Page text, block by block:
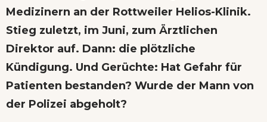
Medizinern an der Rottweiler Helios-Klinik.
Stieg zuletzt, im Juni, zum Ärztlichen
Direktor auf. Dann: die plötzliche
Kündigung. Und Gerüchte: Hat Gefahr für
Patienten bestanden? Wurde der Mann von
der Polizei abgeholt?